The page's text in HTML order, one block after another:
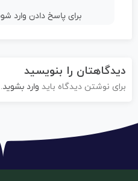
برای پاسخ دادن وارد شوید
دیدگاهتان را بنویسید
برای نوشتن دیدگاه بایدوارد بشوید.